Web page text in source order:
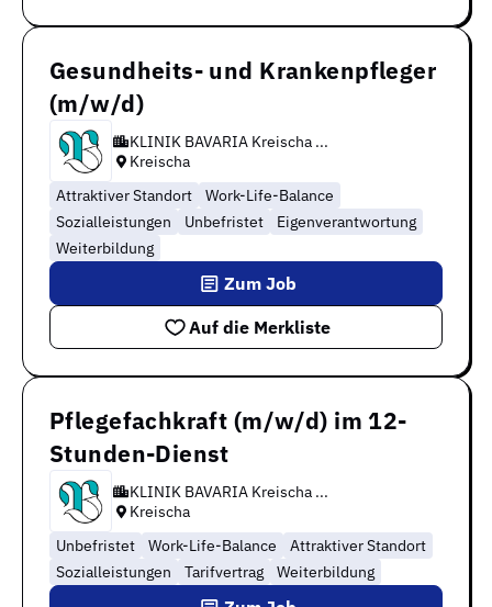
Gesundheits- und Krankenpfleger
(m/w/d)
KLINIK BAVARIA Kreischa ...
Kreischa
Attraktiver Standort
Work-Life-Balance
Sozialleistungen
Unbefristet
Eigenverantwortung
Weiterbildung
Auf die Merkliste
Zum Job
Pflegefachkraft (m/w/d) im 12-
Stunden-Dienst
KLINIK BAVARIA Kreischa ...
Kreischa
Unbefristet
Work-Life-Balance
Attraktiver Standort
Sozialleistungen
Tarifvertrag Weiterbildung